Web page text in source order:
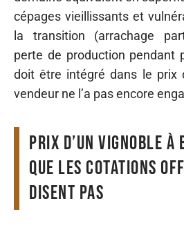
cépages vieillissants et
la transition (arrachage
perte de production pendant
doit être intégré dans le prix
vendeur ne l’a pas encore
Prix d’un vignoble à
que les cotations
disent pas